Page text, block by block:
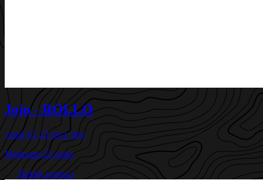
Jojo - ROLLO
vanaf€1,23excl. btw
Minimum 25 stuks
Bekijk product